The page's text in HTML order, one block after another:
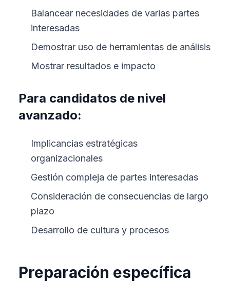
Balancear necesidades de varias partes
interesadas
Demostrar uso de herramientas de análisis
Mostrar resultados e impacto
Para candidatos de nivel
avanzado:
Implicancias estratégicas
organizacionales
Gestión compleja de partes interesadas
Consideración de consecuencias de largo
plazo
Desarrollo de cultura y procesos
Preparación específica